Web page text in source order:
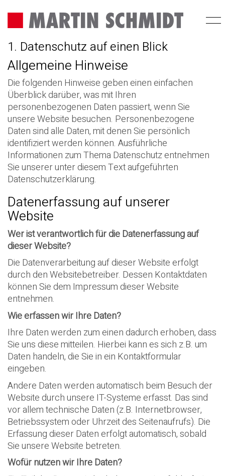
1. Datenschutz auf einen Blick
Allgemeine Hinweise
Die folgenden Hinweise geben einen einfachen
Überblick darüber, was mit Ihren
personenbezogenen Daten passiert, wenn Sie
unsere Website besuchen. Personenbezogene
Daten sind alle Daten, mit denen Sie persönlich
identifiziert werden können. Ausführliche
Informationen zum Thema Datenschutz entnehmen
Sie unserer unter diesem Text aufgeführten
Datenschutzerklärung.
Datenerfassung auf unserer
Website
Wer ist verantwortlich für die Datenerfassung auf
dieser Website?
Die Datenverarbeitung auf dieser Website erfolgt
durch den Websitebetreiber. Dessen Kontaktdaten
können Sie dem Impressum dieser Website
entnehmen.
Wie erfassen wir Ihre Daten?
Ihre Daten werden zum einen dadurch erhoben, dass
Sie uns diese mitteilen. Hierbei kann es sich z.B. um
Daten handeln, die Sie in ein Kontaktformular
eingeben.
Andere Daten werden automatisch beim Besuch der
Website durch unsere IT-Systeme erfasst. Das sind
vor allem technische Daten (z.B. Internetbrowser,
Betriebssystem oder Uhrzeit des Seitenaufrufs). Die
Erfassung dieser Daten erfolgt automatisch, sobald
Sie unsere Website betreten.
Wofür nutzen wir Ihre Daten?